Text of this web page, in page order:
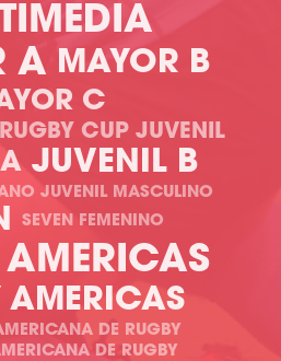
A MAYOR B
C
CUP JUVENIL
JUVENIL B
JUVENIL MASCULINO
SEVEN FEMENINO
AMERICAS
AMERICAS
DE RUGBY
DE RUGBY